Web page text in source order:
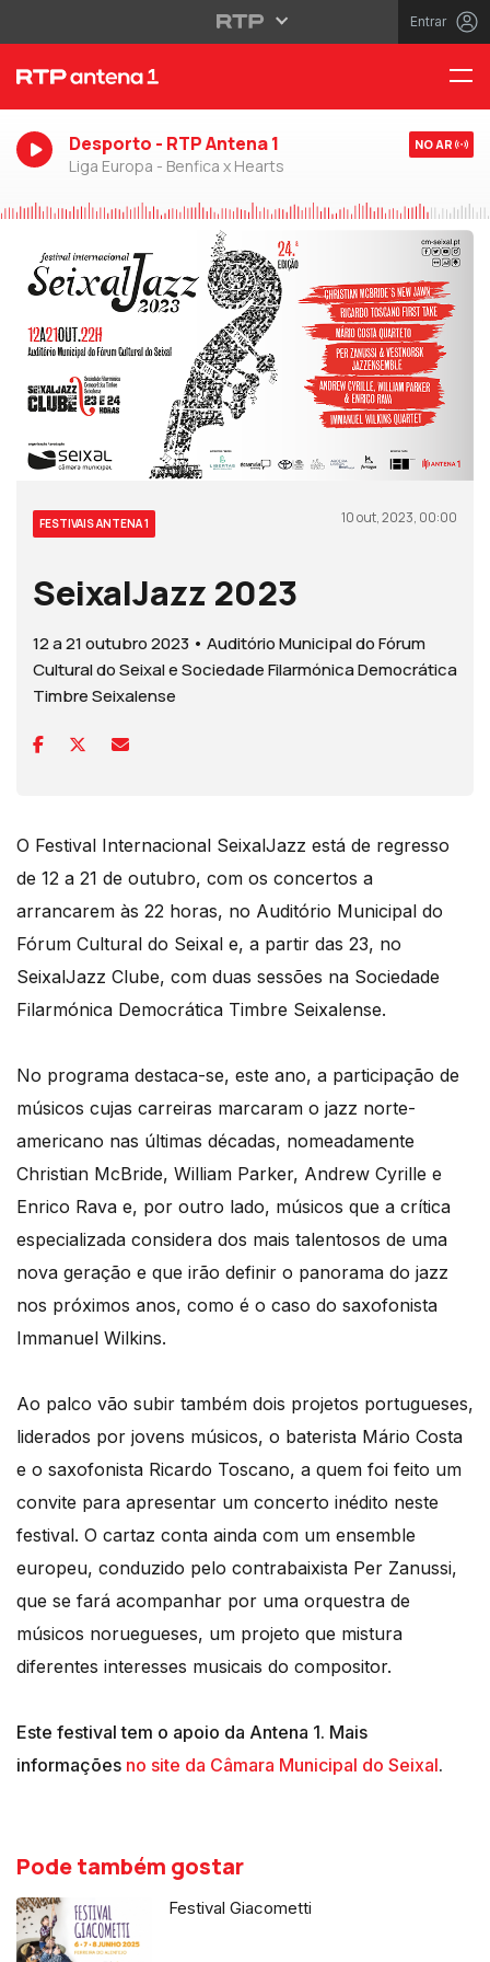
Entrar
Desporto - RTP Antena 1
Liga Europa - Benfica x Hearts
NO AR
FESTIVAIS ANTENA 1 10 out, 2023, 00:00
SeixalJazz 2023
12 a 21 outubro 2023 • Auditório Municipal do Fórum
Cultural do Seixal e Sociedade Filarmónica Democrática
Timbre Seixalense
O Festival Internacional SeixalJazz está de regresso
de 12 a 21 de outubro, com os concertos a
arrancarem às 22 horas, no Auditório Municipal do
Fórum Cultural do Seixal e, a partir das 23, no
SeixalJazz Clube, com duas sessões na Sociedade
Filarmónica Democrática Timbre Seixalense.
No programa destaca-se, este ano, a participação de
músicos cujas carreiras marcaram o jazz norte-
americano nas últimas décadas, nomeadamente
Christian McBride, William Parker, Andrew Cyrille e
Enrico Rava e, por outro lado, músicos que a crítica
especializada considera dos mais talentosos de uma
nova geração e que irão definir o panorama do jazz
nos próximos anos, como é o caso do saxofonista
Immanuel Wilkins.
Ao palco vão subir também dois projetos portugueses,
liderados por jovens músicos, o baterista Mário Costa
e o saxofonista Ricardo Toscano, a quem foi feito um
convite para apresentar um concerto inédito neste
festival. O cartaz conta ainda com um ensemble
europeu, conduzido pelo contrabaixista Per Zanussi,
que se fará acompanhar por uma orquestra de
músicos noruegueses, um projeto que mistura
diferentes interesses musicais do compositor.
Este festival tem o apoio da Antena 1. Mais
informações no site da Câmara Municipal do Seixal.
Pode também gostar
Festival Giacometti